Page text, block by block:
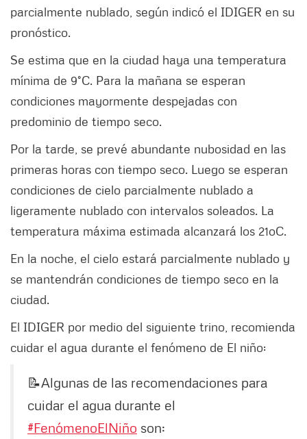
parcialmente nublado, según indicó el IDIGER en su
pronóstico.
Se estima que en la ciudad haya una temperatura
mínima de 9°C. Para la mañana se esperan
condiciones mayormente despejadas con
predominio de tiempo seco.
Por la tarde, se prevé abundante nubosidad en las
primeras horas con tiempo seco. Luego se esperan
condiciones de cielo parcialmente nublado a
ligeramente nublado con intervalos soleados. La
temperatura máxima estimada alcanzará los 21oC.
En la noche, el cielo estará parcialmente nublado y
se mantendrán condiciones de tiempo seco en la
ciudad.
El IDIGER por medio del siguiente trino, recomienda
cuidar el agua durante el fenómeno de El niño:
📝Algunas de las recomendaciones para
cuidar el agua durante el
#FenómenoElNiño son: